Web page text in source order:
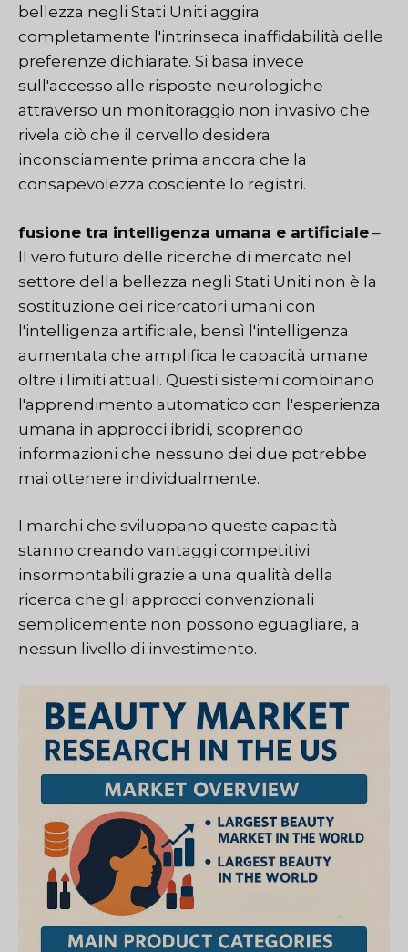
bellezza negli Stati Uniti aggira
completamente l'intrinseca inaffidabilità delle
preferenze dichiarate. Si basa invece
sull'accesso alle risposte neurologiche
attraverso un monitoraggio non invasivo che
rivela ciò che il cervello desidera
inconsciamente prima ancora che la
consapevolezza cosciente lo registri.
fusione tra intelligenza umana e artificiale –
Il vero futuro delle ricerche di mercato nel
settore della bellezza negli Stati Uniti non è la
sostituzione dei ricercatori umani con
l'intelligenza artificiale, bensì l'intelligenza
aumentata che amplifica le capacità umane
oltre i limiti attuali. Questi sistemi combinano
l'apprendimento automatico con l'esperienza
umana in approcci ibridi, scoprendo
informazioni che nessuno dei due potrebbe
mai ottenere individualmente.
I marchi che sviluppano queste capacità
stanno creando vantaggi competitivi
insormontabili grazie a una qualità della
ricerca che gli approcci convenzionali
semplicemente non possono eguagliare, a
nessun livello di investimento.